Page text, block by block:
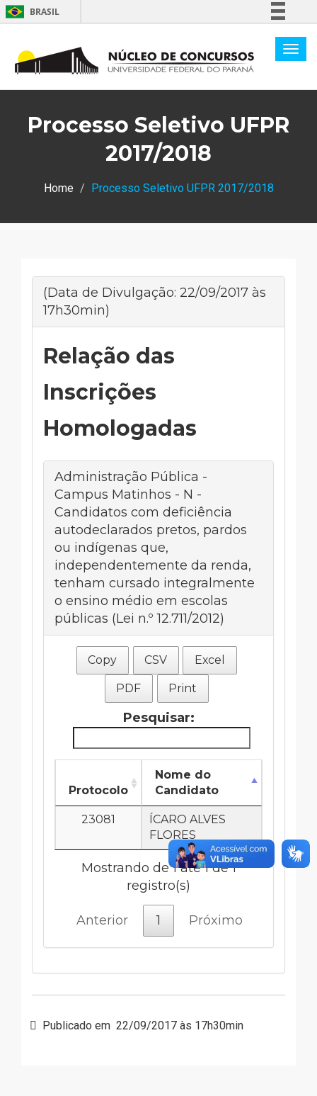
BRASIL
Comunica BR
Legislação
Processo Seletivo UFPR
2017/2018
Home Processo Seletivo UFPR 2017/2018
(Data de Divulgação: 22/09/2017 às
17h30min)
Relação das
Inscrições
Homologadas
Administração Pública -
Campus Matinhos - N -
Candidatos com deficiência
autodeclarados pretos, pardos
ou indígenas que,
independentemente da renda,
tenham cursado integralmente
o ensino médio em escolas
públicas (Lei n.º 12.711/2012)
Copy CSV Excel
PDF Print
Pesquisar:
Protocolo
Nome do
Candidato
23081
ÍCARO ALVES
FLORES
Mostrando de 1 até 1 de 1
registro(s)
Anterior 1 Próximo
Publicado em 22/09/2017 às 17h30min